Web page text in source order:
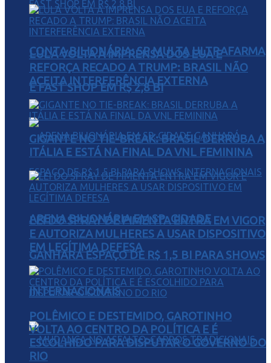
CONTA BILIONÁRIA: SP MULTA ULTRAFARMA
E FAST SHOP EM R$ 2,8 BI
ARENA BILIONÁRIA EM SP: CIDADE
GANHARÁ ESPAÇO DE R$ 1,5 BI PARA SHOWS
INTERNACIONAIS
LULA VOLTA À IMPRENSA DOS EUA E
REFORÇA RECADO A TRUMP: BRASIL NÃO
ACEITA INTERFERÊNCIA EXTERNA
GIGANTE NO TIE-BREAK: BRASIL DERRUBA A
ITÁLIA E ESTÁ NA FINAL DA VNL FEMININA
LEI DO SPRAY DE PIMENTA ENTRA EM VIGOR
E AUTORIZA MULHERES A USAR DISPOSITIVO
EM LEGÍTIMA DEFESA
POLÊMICO E DESTEMIDO, GAROTINHO
VOLTA AO CENTRO DA POLÍTICA E É
ESCOLHIDO PARA DISPUTAR O GOVERNO DO
RIO